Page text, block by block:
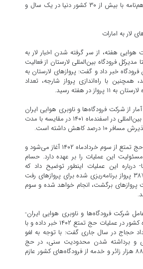
سال ۱۴۰۲ و امضای تفاهم‌نامه با بیش از ۳۰ کشور دنیا در یک سال و
لار به امارات
هوایی هفته، از سر گرفته شدن اخبار لار به
مدیرکل فرودگاه بین‌المللی لارستان از فعالیت
خبر داد و گفت: پروازهای لارستان به
همچنین با راه‌اندازی پرواز شارجه، تعداد
در هفته رسید.
از شرکت فرودگاه‌ها و ناوبری هوایی ایران
نشان می‌دهد پروازهای بین‌المللی در اسفندماه ۱۴۰۱ در مقایسه با مدت
از سویی دیگر، عملیات حج تمتع از سوم خردادماه ۱۴۰۲ آغاز می‌شود و
این عملیات را بر عهده دارد. حسام
درباره این عملیات اینطور توضیح داد که
عملیات اعزام زائران با ۳۸۷ پرواز برنامه‌ریزی شده برای پروازهای رفت
جهت پروازهای برگشت، انجام خواهد شده و سوم
شرکت فرودگاه‌ها و ناوبری هوایی ایران-
نیز از میزبانی ۲۱ فرودگاه کشور در عملیات حج تمتع ۱۴۰۲ خبر داده و با
حجاج در سال جاری گفت: با توجه به لغو
و برداشته شدن محدودیت سنی، در حج
تمتع سال جاری حدود ۸۸ هزار زائر و خدمه از فرودگاه‌های کشور عازم